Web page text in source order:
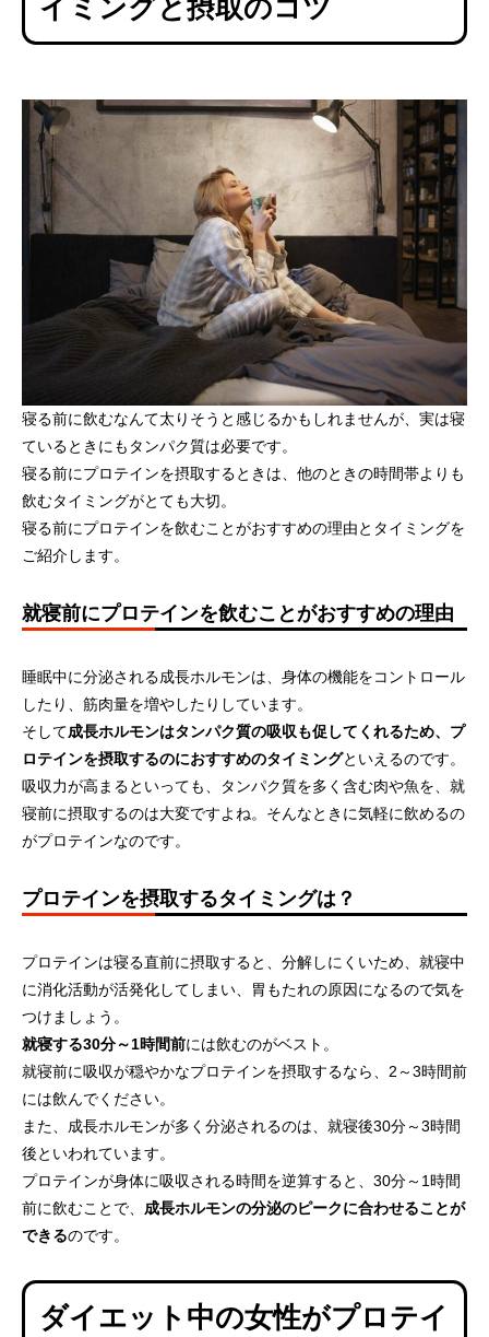
イミングと摂取のコツ
寝る前に飲むなんて太りそうと感じるかもしれませんが、実は寝
ているときにもタンパク質は必要です。
寝る前にプロテインを摂取するときは、他のときの時間帯よりも
飲むタイミングがとても大切。
寝る前にプロテインを飲むことがおすすめの理由とタイミングを
ご紹介します。
就寝前にプロテインを飲むことがおすすめの理由
睡眠中に分泌される成長ホルモンは、身体の機能をコントロール
したり、筋肉量を増やしたりしています。
そして成長ホルモンはタンパク質の吸収も促してくれるため、プ
ロテインを摂取するのにおすすめのタイミングといえるのです。
吸収力が高まるといっても、タンパク質を多く含む肉や魚を、就
寝前に摂取するのは大変ですよね。そんなときに気軽に飲めるの
がプロテインなのです。
プロテインを摂取するタイミングは？
プロテインは寝る直前に摂取すると、分解しにくいため、就寝中
に消化活動が活発化してしまい、胃もたれの原因になるので気を
つけましょう。
就寝する30分～1時間前には飲むのがベスト。
就寝前に吸収が穏やかなプロテインを摂取するなら、2～3時間前
には飲んでください。
また、成長ホルモンが多く分泌されるのは、就寝後30分～3時間
後といわれています。
プロテインが身体に吸収される時間を逆算すると、30分～1時間
前に飲むことで、 成長ホルモンの分泌のピークに合わせることが
できるのです。
ダイエット中の女性がプロテイ